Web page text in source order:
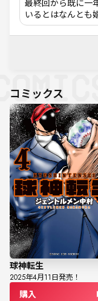
いるとはなんとも
コミックス
球神転生
2025年4月11日発売！
購入